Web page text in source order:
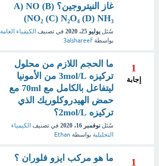
غاز النيتروجين؟ A) NO (B)
NO₂ (C) N₂O₄ (D) NH₃)
سُئل يوليو 25، 2020 في تصنيف الكيمياء العامة
بواسطة 3alshareef
1
إجابة
ما الحجم اللازم من محلول
تركيزه 3mol/L من الأمونيا
ليتفاعل بالكامل مع 70ml مع
حمض الهيدروكلوريك الذي
تركيزه 2mol/L؟
سُئل نوفمبر 16، 2020 في تصنيف الكيمياء
التحليلية بواسطة Ethan
1
ما هو مركب ايزو فلوران ؟